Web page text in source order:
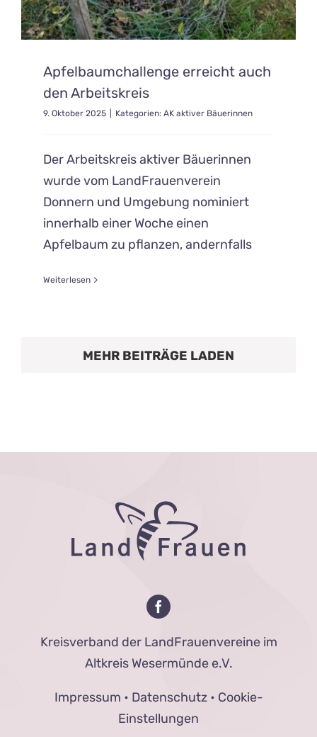
Apfelbaumchallenge erreicht auch
den Arbeitskreis
9. Oktober 2025 Kategorien:AK aktiver Bäuerinnen
Der Arbeitskreis aktiver Bäuerinnen
wurde vom LandFrauenverein
Donnern und Umgebung nominiert
innerhalb einer Woche einen
Apfelbaum zu pflanzen, andernfalls
Weiterlesen
MEHR BEITRÄGE LADEN
Kreisverband der LandFrauenvereine im
Altkreis Wesermünde e.V.
Impressum • Datenschutz• Cookie-
Einstellungen